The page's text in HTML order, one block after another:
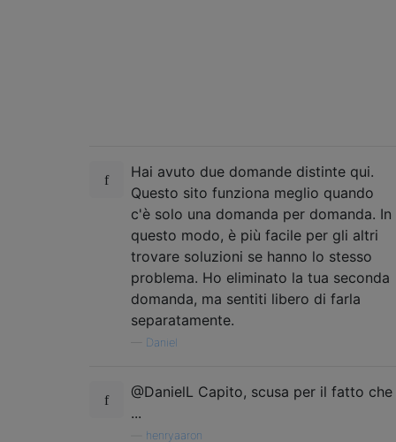
Hai avuto due domande distinte qui.
Questo sito funziona meglio quando
c'è solo una domanda per domanda. In
questo modo, è più facile per gli altri
trovare soluzioni se hanno lo stesso
problema. Ho eliminato la tua seconda
domanda, ma sentiti libero di farla
separatamente.
Daniel
@DanielL Capito, scusa per il fatto che
...
henryaaron